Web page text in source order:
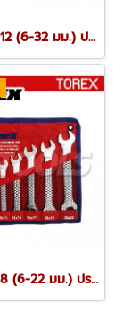
TPQ-TRDES12 (6-32 มม.) ประแจปากตายชุด 12 ตัว TOREX
TPQ-TRDES8 (6-22 มม.) ประแจปากตายชุด 8 ตัว TOREX